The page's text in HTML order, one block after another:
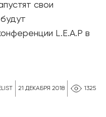
21 ДЕКАБРЯ 2018 1325
свои
L.E.A.P в